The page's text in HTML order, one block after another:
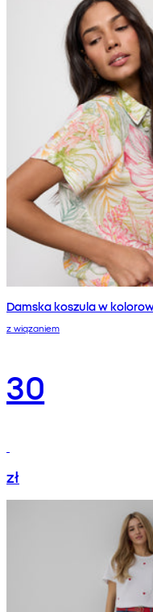
Damska koszula w
z wiązaniem
30
zł